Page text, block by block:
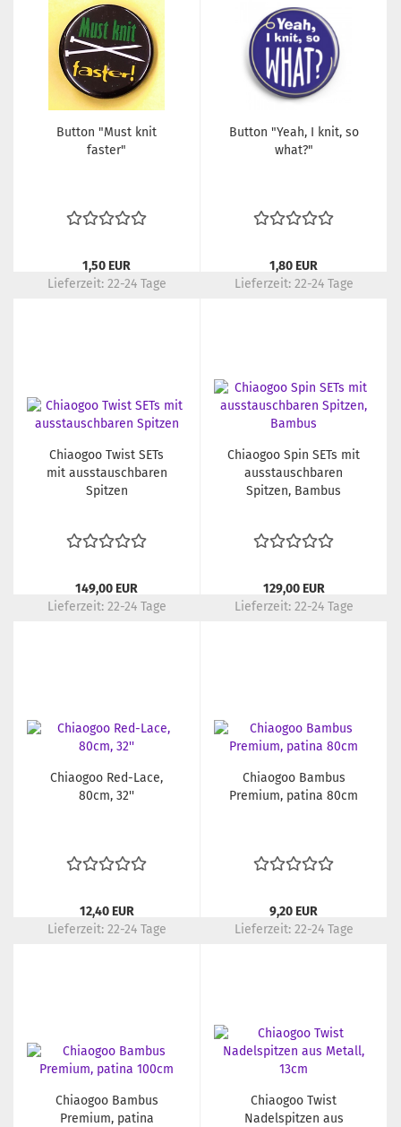
Button "Must knit
faster"
1,50 EUR
Lieferzeit: 22-24 Tage
Button "Yeah, I knit, so
what?"
1,80 EUR
Lieferzeit: 22-24 Tage
Chiaogoo Twist SETs
mit ausstauschbaren
Spitzen
149,00 EUR
Lieferzeit: 22-24 Tage
Chiaogoo Spin SETs mit
ausstauschbaren
Spitzen, Bambus
129,00 EUR
Lieferzeit: 22-24 Tage
Chiaogoo Red-Lace,
80cm, 32''
12,40 EUR
Lieferzeit: 22-24 Tage
Chiaogoo Bambus
Premium, patina 80cm
9,20 EUR
Lieferzeit: 22-24 Tage
Chiaogoo Bambus
Premium, patina
Chiaogoo Twist
Nadelspitzen aus